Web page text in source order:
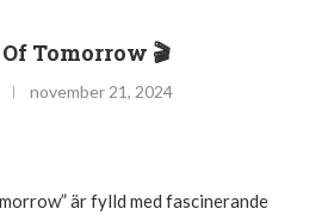
Tomorrow 🎬
november 21, 2024
är fylld med fascinerande